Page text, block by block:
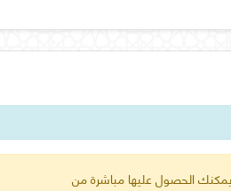
الحصول عليها مباشرة من